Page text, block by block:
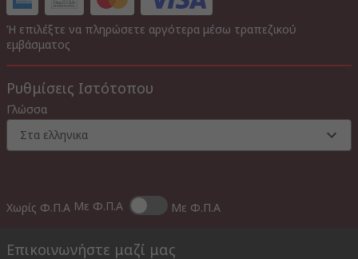
Ή επιλέξτε να πληρώσετε αργότερα μέσω τραπεζικού
εμβάσματος
Ρυθμίσεις Ιστότοπου
Γλώσσα
Στα ελληνικα
Χωρίς Φ.Π.Α Με Φ.Π.Α Με Φ.Π.Α
Επικοινωνήστε μαζί μας